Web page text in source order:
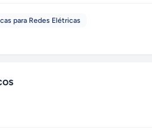
para Redes Elétricas